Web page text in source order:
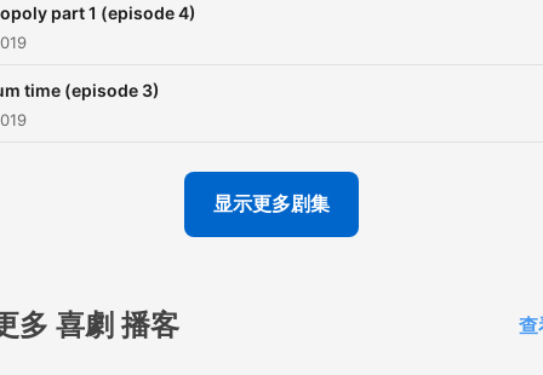
part 1 (episode 4)
time (episode 3)
显示更多剧集
多 喜劇 播客 查